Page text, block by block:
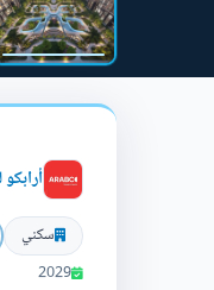
سكني
2029